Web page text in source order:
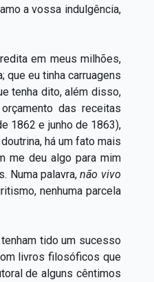
a vossa indulgência,
em meus milhões,
que eu tinha carruagens
tenha dito, além disso,
das receitas
1862 e junho de 1863),
há um fato mais
me deu algo para mim
Numa palavra,não vivo
nenhuma parcela
tido um sucesso
livros filosóficos que
de alguns cêntimos